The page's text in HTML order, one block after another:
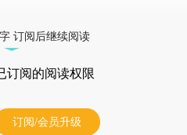
订阅后继续阅读
订阅的阅读权限
订阅/会员升级